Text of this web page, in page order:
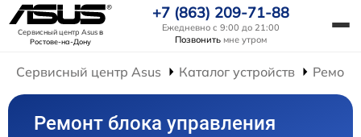
Сервисный центр Asusв
Ростове-на-Дону
+7 (863) 209-71-88
Ежедневно с 9:00 до 21:00
Позвонить мне утром
Сервисный центр Asus Каталог устройств
Ремонт блока управления